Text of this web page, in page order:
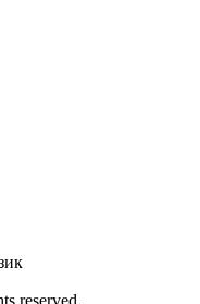
reserved.